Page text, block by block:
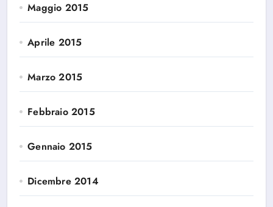
Maggio 2015
Aprile 2015
Marzo 2015
Febbraio 2015
Gennaio 2015
Dicembre 2014